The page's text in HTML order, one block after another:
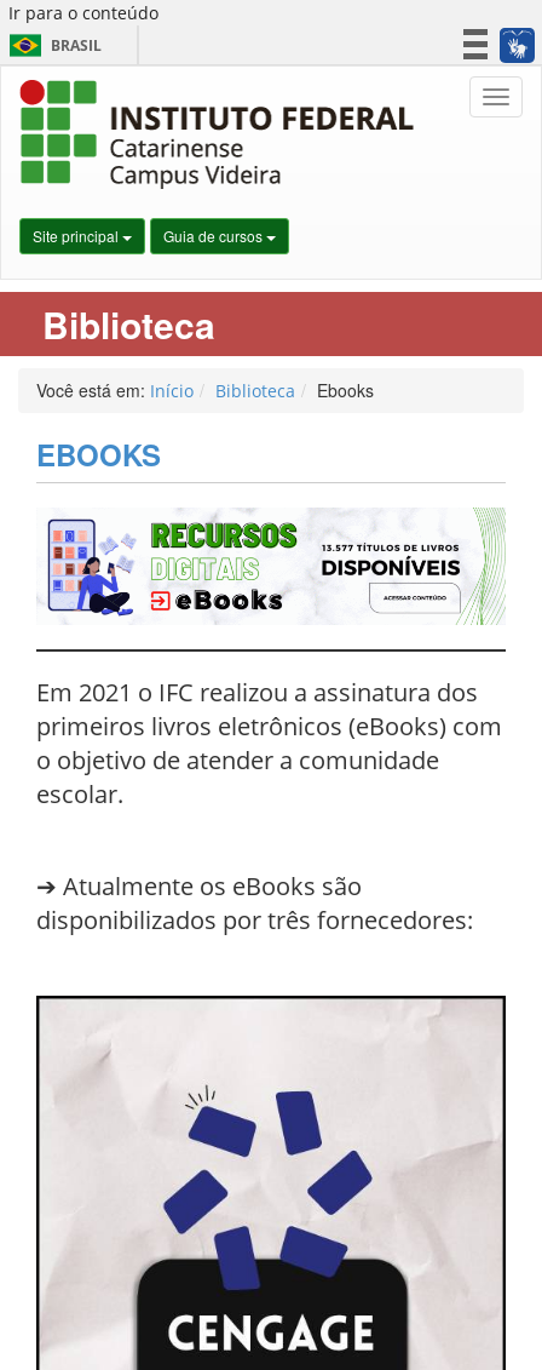
Ir para o conteúdo
BRASIL
Simplifique!
Site principal Guia de cursos
Biblioteca
Você está em: Início Biblioteca Ebooks
EBOOKS
Em 2021 o IFC realizou a assinatura dos
primeiros livros eletrônicos (eBooks) com
o objetivo de atender a comunidade
escolar.
➔ Atualmente os eBooks são
disponibilizados por três fornecedores: